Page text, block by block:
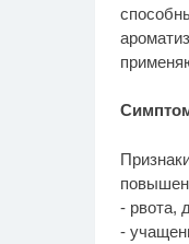
- рвота,
-